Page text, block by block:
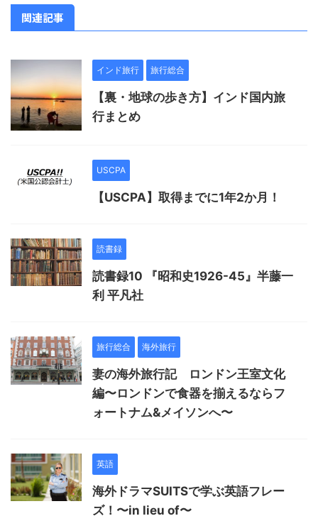
関連記事
インド旅行 旅行総合
【裏・地球の歩き方】インド国内旅
行まとめ
USCPA
【USCPA】取得までに1年2か月！
読書録
読書録10 『昭和史1926-45』半藤一
利 平凡社
旅行総合 海外旅行
妻の海外旅行記 ロンドン王室文化
編〜ロンドンで食器を揃えるならフ
ォートナム&メイソンへ〜
英語
海外ドラマSUITSで学ぶ英語フレー
ズ！〜in lieu of〜